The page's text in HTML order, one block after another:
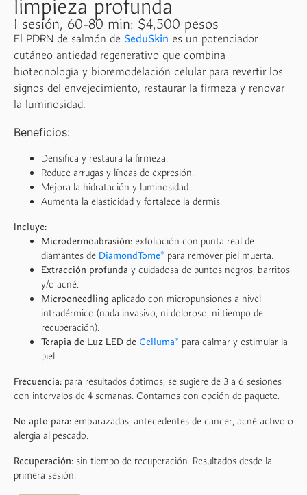
limpieza profunda
1 sesión, 60-80 min: $4,500 pesos
El PDRN de salmón de SeduSkin es un potenciador
cutáneo antiedad regenerativo que combina
biotecnología y bioremodelación celular para revertir los
signos del envejecimiento, restaurar la firmeza y renovar
la luminosidad.
Beneficios:
Densifica y restaura la firmeza.
Reduce arrugas y líneas de expresión.
Mejora la hidratación y luminosidad.
Aumenta la elasticidad y fortalece la dermis.
Incluye:
Microdermoabrasión: exfoliación con punta real de
diamantes de DiamondTome® para remover piel muerta.
Extracción profunda y cuidadosa de puntos negros, barritos
y/o acné.
Microoneedling aplicado con micropunsiones a nivel
intradérmico (nada invasivo, ni doloroso, ni tiempo de
recuperación).
Terapia de Luz LED de Celluma® para calmar y estimular la
piel.
Frecuencia: para resultados óptimos, se sugiere de 3 a 6 sesiones
con intervalos de 4 semanas. Contamos con opción de paquete.
No apto para: embarazadas, antecedentes de cancer, acné activo o
alergia al pescado.
Recuperación: sin tiempo de recuperación. Resultados desde la
primera sesión.